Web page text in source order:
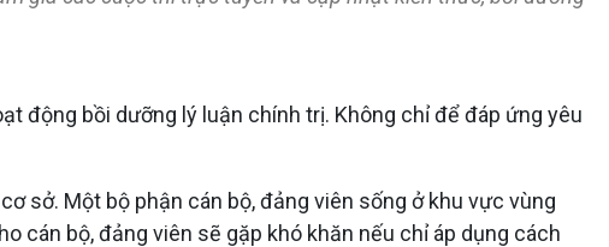
động bồi dưỡng lý luận chính trị. Không chỉ để đáp ứng yêu
sở. Một bộ phận cán bộ, đảng viên sống ở khu vực vùng
cán bộ, đảng viên sẽ gặp khó khăn nếu chỉ áp dụng cách